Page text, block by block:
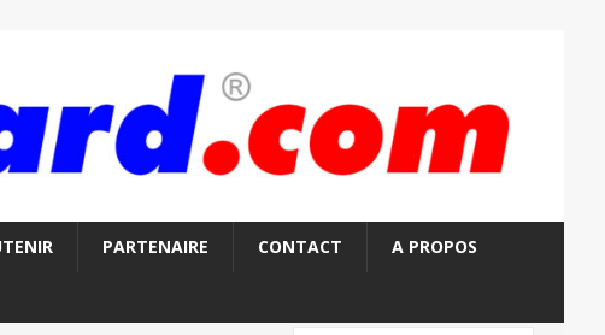
PARTENAIRE CONTACT A PROPOS